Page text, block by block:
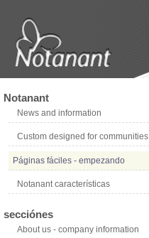
Notanant
News and information
Custom designed for communities
Páginas fáciles - empezando
Notanant características
secciónes
About us - company information